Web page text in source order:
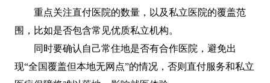
重点关注直付医院的数量，以及私立医院的覆盖范
围，比如是否包含常见优质私立机构。
同时要确认自己常住地是否有合作医院，避免出
现“全国覆盖但本地无网点”的情况，否则直付服务和私立